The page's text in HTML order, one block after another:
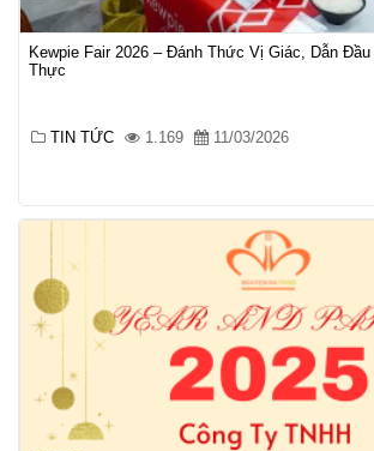
Kewpie Fair 2026 – Đánh Thức Vị Giác, Dẫn
Thực
TIN TỨC 1.169 11/03/2026